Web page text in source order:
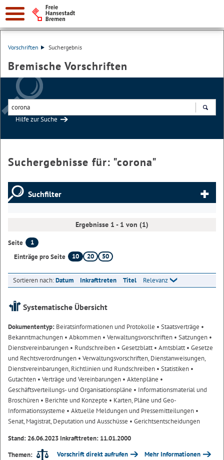
Vorschriften Suchergebnis
Bremische Vorschriften
Hilfe zur Suche
Suchergebnisse für: "corona"
Suchfilter
Ergebnisse 1 - 1 von (1)
Seite
1
Einträge pro Seite
10 20 50
Sortieren nach:Datum Inkrafttreten Titel Relevanz
Systematische Übersicht
Dokumententyp: Beiratsinformationen und Protokolle • Staatsverträge •
Bekanntmachungen • Abkommen • Verwaltungsvorschriften • Satzungen •
Dienstvereinbarungen • Rundschreiben • Gesetzblatt• Amtsblatt• Gesetze
und Rechtsverordnungen • Verwaltungsvorschriften, Dienstanweisungen,
Dienstvereinbarungen, Richtlinien und Rundschreiben • Statistiken •
Gutachten • Verträge und Vereinbarungen • Aktenpläne •
Geschäftsverteilungs- und Organisationspläne • Informationsmaterial und
Broschüren • Berichte und Konzepte • Karten, Pläne und Geo-
Informationssysteme • Aktuelle Meldungen und Pressemitteilungen •
Senat, Magistrat, Deputation und Ausschüsse • Gerichtsentscheidungen
Stand: 26.06.2023 Inkrafttreten: 11.01.2000
Themen:
Vorschrift direkt aufrufen Mehr Informationen